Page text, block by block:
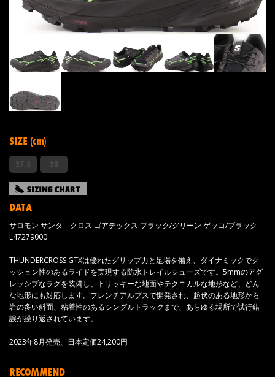
SIZE (cm)
DATA
サロモン サンタ―クロス ゴアテックス ブラック/グリーン ゲッコ/ブラック
L47279000
THUNDERCROSS GTXは優れたグリップ力と足場を備え、ダイナミックでク
ッション性のあるライドを実現する防水トレイルシューズです。5mmのアグ
レッシブなラグを装備し、トリッキーな地面やテクニカルな地形など、どん
な地形にも対応します。フレンチアルプスで開発され、起伏のある地形から
岩の多い斜面、粘着性のあるシングルトラックまで、あらゆる場所で試行錯
誤が繰り返されています。
2023年8月発売、日本定価24,200円
RECOMMEND